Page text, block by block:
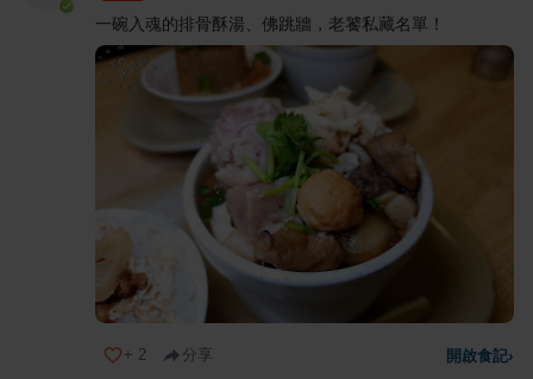
一碗入魂的排骨酥湯、佛跳牆，老饕私藏名單！
+ 2 分享 開啟食記›